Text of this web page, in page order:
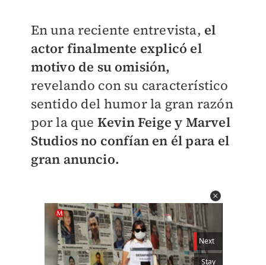
En una reciente entrevista, el
actor finalmente explicó el
motivo de su omisión,
revelando con su característico
sentido del humor la gran razón
por la que Kevin Feige y Marvel
Studios no confían en él para el
gran anuncio.